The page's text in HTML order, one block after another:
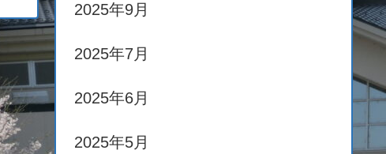
2025年9月
2025年7月
2025年6月
2025年5月